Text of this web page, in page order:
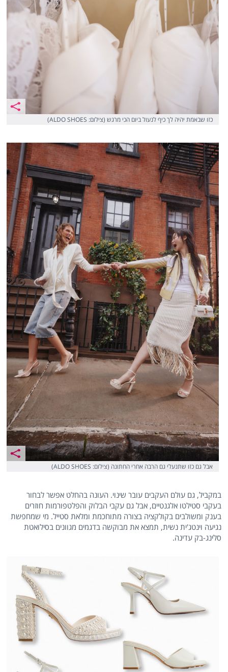
כזו שבאמת יהיה לך כיף לנעול ביום הכי מרגש (צילום: ALDO SHOES)
אבל גם כזו שתנעלי גם הרבה אחרי החתונה (צילום: ALDO SHOES)
במקביל, גם עולם העקבים עובר שינוי. העונה בהחלט אפשר לבחור
בעקבי סטילטו אלגנטיים, אבל גם עקבי הבלוק והפלטפורמות חוזרים
בענק ומשולבים בקולקציה בצורה מתוחכמת ומלאת סטייל. מי שמחפשת
נגיעה וינטג'ית נשית, תמצא את מבוקשה בדגמים מגוונים בסילואטת
סלינג-בק עדינה.